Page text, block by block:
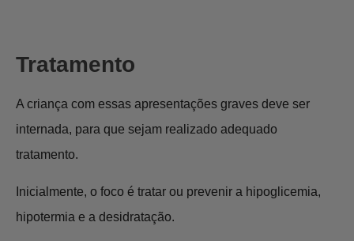
Tratamento
A criança com essas apresentações graves deve ser
internada, para que sejam realizado adequado
tratamento.
Inicialmente, o foco é tratar ou prevenir a hipoglicemia,
hipotermia e a desidratação.